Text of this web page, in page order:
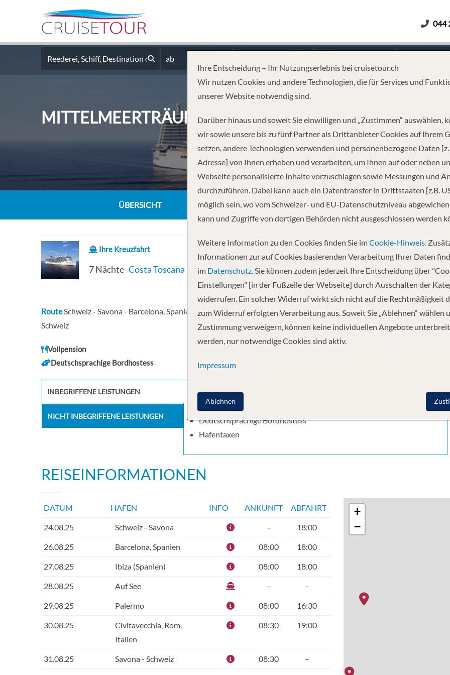
044
ab
MITTELMEERTRÄUME MIT DER COSTA TOSCANA
ÜBERSICHT REISEINFORMATIONEN
Ihre Kreuzfahrt
7 Nächte Costa Toscana 24.08.2025
RouteSchweiz - Savona - Barcelona, Spanien - Ibiza (Spanien) - Palermo - Civitavecchia, Rom, Italien - Savona -
Schweiz
Vollpension
Deutschsprachige Bordhostess
INBEGRIFFENE LEISTUNGEN
NICHT INBEGRIFFENE LEISTUNGEN
8 Tage / 7 Nächte ab/bis Savona an Bord der Costa Toscana inkl.
Vollpension
Deutschsprachige Bordhostess
Hafentaxen
REISEINFORMATIONEN
DATUM HAFEN INFO ANKUNFT ABFAHRT
24.08.25 Schweiz - Savona – 18:00
26.08.25 Barcelona, Spanien 08:00 18:00
27.08.25 Ibiza (Spanien) 08:00 18:00
28.08.25 Auf See – –
29.08.25 Palermo 08:00 16:30
30.08.25
Civitavecchia, Rom,
Italien
08:30 19:00
31.08.25 Savona - Schweiz 08:30 –
+
−
Ihre Entscheidung – Ihr Nutzungserlebnis bei cruisetour.ch
Wir nutzen Cookies und andere Technologien, die für Services und
unserer Website notwendig sind.
Darüber hinaus und soweit Sie einwilligen und „Zustimmen“ auswählen,
wir sowie unsere bis zu fünf Partner als Drittanbieter Cookies auf Ihrem
setzen, andere Technologien verwenden und personenbezogene Daten [z.
Adresse] von Ihnen erheben und verarbeiten, um Ihnen auf oder neben
Webseite personalisierte Inhalte vorzuschlagen sowie Messungen und
durchzuführen. Dabei kann auch ein Datentransfer in Drittstaaten [z.B.
möglich sein, wo vom Schweizer- und EU-Datenschutzniveau
kann und Zugriffe von dortigen Behörden nicht ausgeschlossen werden
Weitere Information zu den Cookies finden Sie imCookie-Hinweis.
Informationen zur auf Cookies basierenden Verarbeitung Ihrer Daten
im Datenschutz.Sie können zudem jederzeit Ihre Entscheidung über
Einstellungen" [in der Fußzeile der Webseite] durch Ausschalten der
widerrufen. Ein solcher Widerruf wirkt sich nicht auf die Rechtmäßigkeit
zum Widerruf erfolgten Verarbeitung aus. Soweit Sie „Ablehnen“ wählen
Zustimmung verweigern, können keine individuellen Angebote
werden, nur notwendige Cookies sind aktiv.
Impressum
Ablehnen